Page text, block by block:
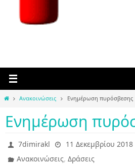
HomeΑνακοινώσεις Ενημέρωση πυρόσβεσης
Ενημέρωση
7dimirakl
11 Δεκεμβρίου 2018
Ανακοινώσεις,Δράσεις